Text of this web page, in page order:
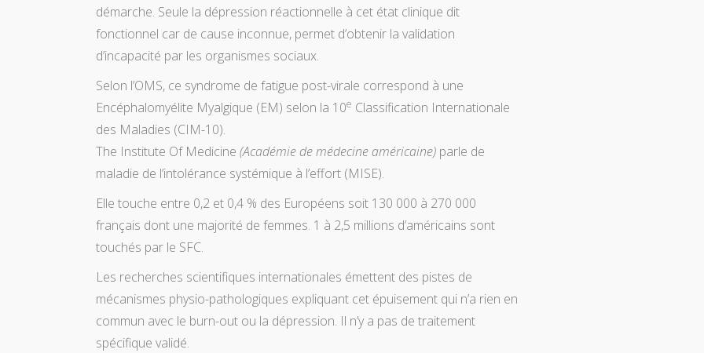
démarche. Seule la dépression réactionnelle à cet état clinique dit
fonctionnel car de cause inconnue, permet d’obtenir la validation
d’incapacité par les organismes sociaux.
Selon l’OMS, ce syndrome de fatigue post-virale correspond à une
Encéphalomyélite Myalgique (EM) selon la 10e Classification Internationale
des Maladies (CIM-10).
The Institute Of Medicine (Académie de médecine américaine) parle de
maladie de l’intolérance systémique à l’effort (MISE).
Elle touche entre 0,2 et 0,4 % des Européens soit 130 000 à 270 000
français dont une majorité de femmes. 1 à 2,5 millions d’américains sont
touchés par le SFC.
Les recherches scientifiques internationales émettent des pistes de
mécanismes physio-pathologiques expliquant cet épuisement qui n’a rien en
commun avec le burn-out ou la dépression. Il n’y a pas de traitement
spécifique validé.